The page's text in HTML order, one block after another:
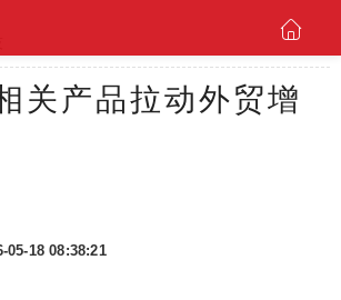
关产品拉动外贸增
05-18 08:38:21